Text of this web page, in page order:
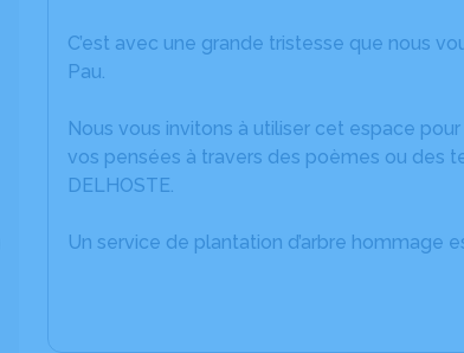
C’est avec une grande tristesse que nous
Pau.
Nous vous invitons à utiliser cet espace
vos pensées à travers des poèmes ou des
DELHOSTE.
Un service de plantation d’arbre hommage